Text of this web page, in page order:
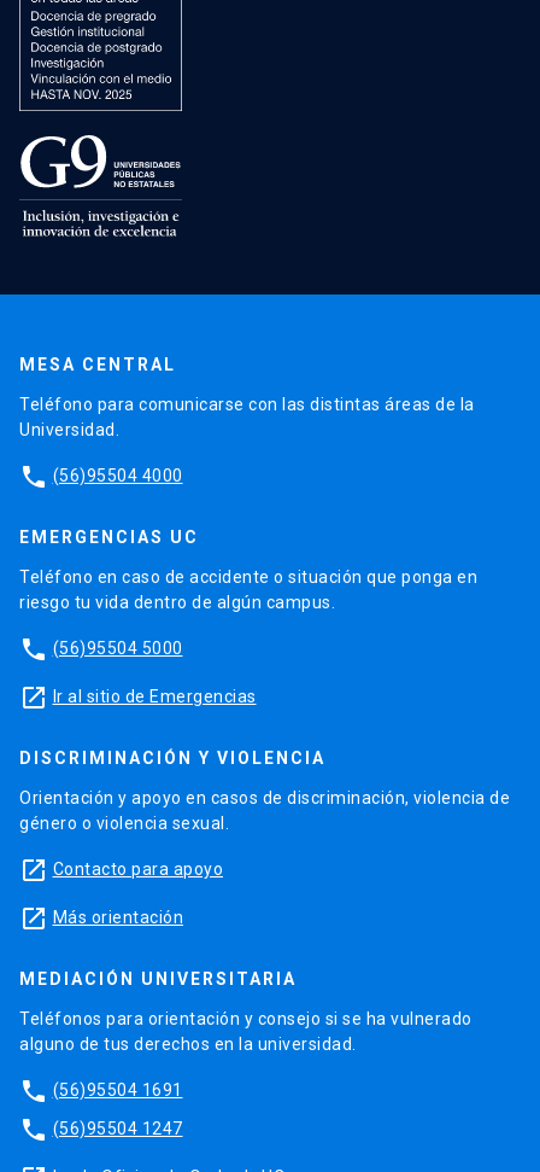
MESA CENTRAL
Teléfono para comunicarse con las distintas áreas de la
Universidad.
phone (56)95504 4000
EMERGENCIAS UC
Teléfono en caso de accidente o situación que ponga en
riesgo tu vida dentro de algún campus.
phone (56)95504 5000
launch Ir al sitio de Emergencias
DISCRIMINACIÓN Y VIOLENCIA
Orientación y apoyo en casos de discriminación, violencia de
género o violencia sexual.
launch Contacto para apoyo
launch Más orientación
MEDIACIÓN UNIVERSITARIA
Teléfonos para orientación y consejo si se ha vulnerado
alguno de tus derechos en la universidad.
phone (56)95504 1691
phone (56)95504 1247